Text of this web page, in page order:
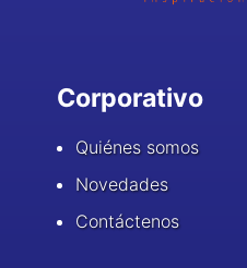
Corporativo
Quiénes somos
Novedades
Contáctenos